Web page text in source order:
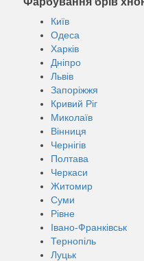
Київ
Одеса
Харків
Дніпро
Львів
Запоріжжя
Кривий Ріг
Миколаїв
Вінниця
Чернігів
Полтава
Черкаси
Житомир
Суми
Рівне
Івано-Франківськ
Тернопіль
Луцьк